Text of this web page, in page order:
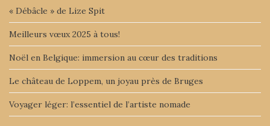
« Débâcle » de Lize Spit
Meilleurs vœux 2025 à tous!
Noël en Belgique: immersion au cœur des traditions
Le château de Loppem, un joyau près de Bruges
Voyager léger: l’essentiel de l’artiste nomade